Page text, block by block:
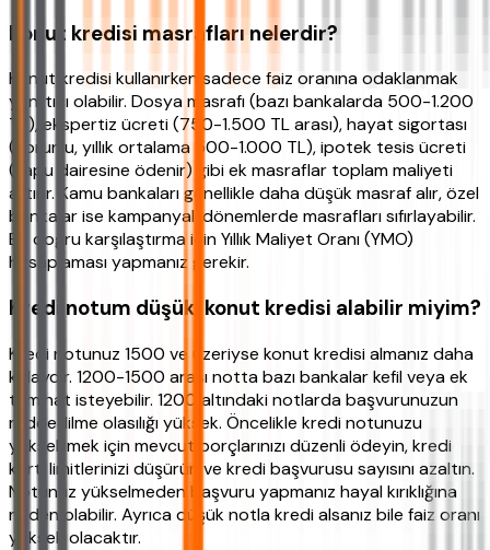
Konut kredisi masrafları nelerdir?
Konut kredisi kullanırken sadece faiz oranına odaklanmak
yanıltıcı olabilir. Dosya masrafı (bazı bankalarda 500-1.200
TL), ekspertiz ücreti (750-1.500 TL arası), hayat sigortası
(zorunlu, yıllık ortalama 500-1.000 TL), ipotek tesis ücreti
(tapu dairesine ödenir) gibi ek masraflar toplam maliyeti
artırır. Kamu bankaları genellikle daha düşük masraf alır, özel
bankalar ise kampanyalı dönemlerde masrafları sıfırlayabilir.
En doğru karşılaştırma için Yıllık Maliyet Oranı (YMO)
hesaplaması yapmanız gerekir.
Kredi notum düşük, konut kredisi alabilir miyim?
Kredi notunuz 1500 ve üzeriyse konut kredisi almanız daha
kolaydır. 1200-1500 arası notta bazı bankalar kefil veya ek
teminat isteyebilir. 1200 altındaki notlarda başvurunuzun
reddedilme olasılığı yüksek. Öncelikle kredi notunuzu
yükseltmek için mevcut borçlarınızı düzenli ödeyin, kredi
kartı limitlerinizi düşürün ve kredi başvurusu sayısını azaltın.
Notunuz yükselmeden başvuru yapmanız hayal kırıklığına
neden olabilir. Ayrıca düşük notla kredi alsanız bile faiz oranı
yüksek olacaktır.